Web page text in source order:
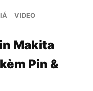
VIDEO
Makita
Pin &